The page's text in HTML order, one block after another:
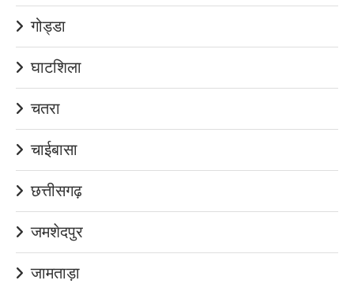
गोड्डा
घाटशिला
चतरा
चाईबासा
छत्तीसगढ़
जमशेदपुर
जामताड़ा